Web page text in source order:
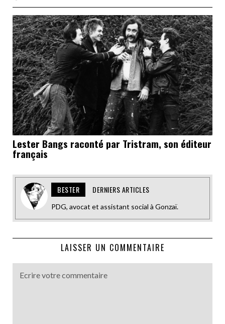
Lester Bangs raconté par Tristram, son éditeur
français
BESTER DERNIERS ARTICLES
PDG, avocat et assistant social à Gonzaï.
LAISSER UN COMMENTAIRE